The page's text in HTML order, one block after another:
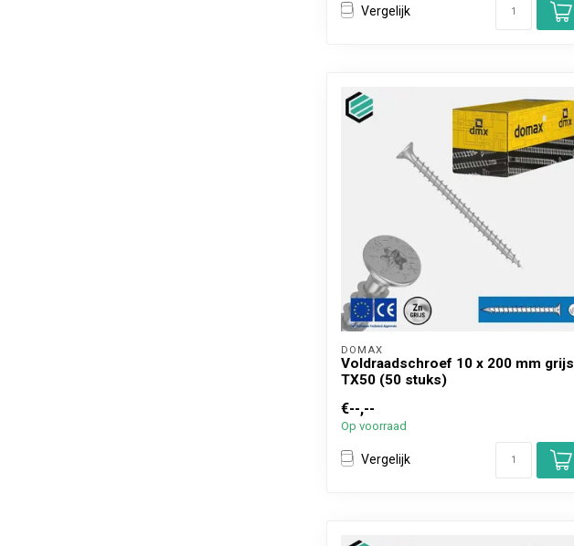
Vergelijk
DOMAX
Voldraadschroef 10 x 200 mm grijs
TX50 (50 stuks)
€--,--
Op voorraad
Vergelijk